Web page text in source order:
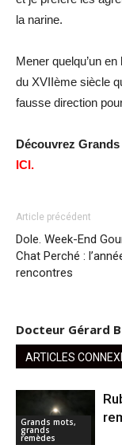
la narine.
Mener quelqu’un
du XVIIème siècle
fausse direction
Découvrez
ICI.
Article précédent
Dole. Week-End
Chat Perché :
rencontres
Docteur Gérard
ARTICLES
Grands mots,
grands
remèdes